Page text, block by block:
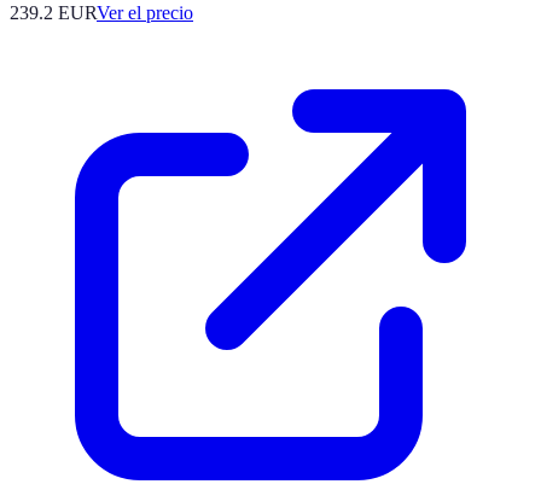
239.2 EURVer el precio